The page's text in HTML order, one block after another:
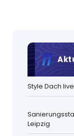
Style Dach
Leipzig